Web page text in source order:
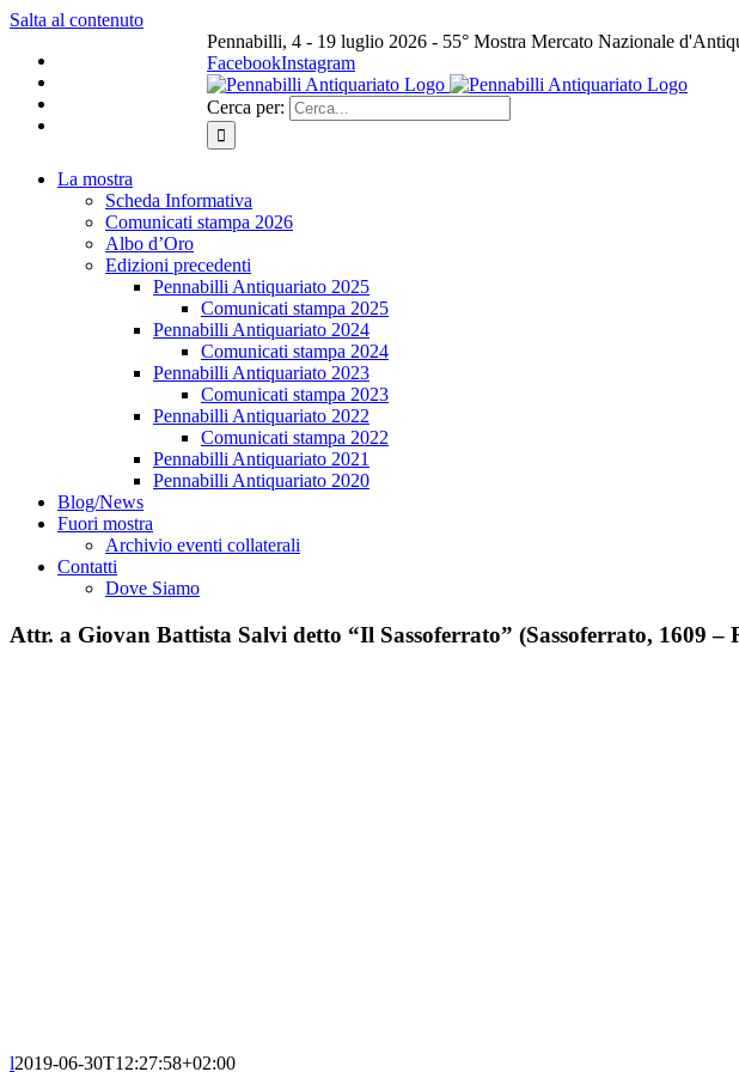
Salta al contenuto
Pennabilli, 4 - 19 luglio 2026 - 55° Mostra Mercato Nazionale
FacebookInstagram
Cerca per:
La mostra
Scheda Informativa
Comunicati stampa 2026
Albo d’Oro
Edizioni precedenti
Pennabilli Antiquariato 2025
Comunicati stampa 2025
Pennabilli Antiquariato 2024
Comunicati stampa 2024
Pennabilli Antiquariato 2023
Comunicati stampa 2023
Pennabilli Antiquariato 2022
Comunicati stampa 2022
Pennabilli Antiquariato 2021
Pennabilli Antiquariato 2020
Blog/News
Fuori mostra
Archivio eventi collaterali
Contatti
Dove Siamo
Attr. a Giovan Battista Salvi detto “Il Sassoferrato” (Sassoferrato, 1609
l2019-06-30T12:27:58+02:00